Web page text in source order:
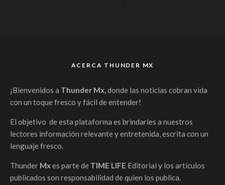
ACERCA THUNDER MX
¡Bienvenidos a Thunder Mx,donde las noticias cobran vida
con un toque fresco y fácil de entender!
El objetivo de esta plataforma es brindarles a nuestros
lectores información relevante y entretenida, escrita con un
lenguaje fresco.
Thunder Mxes parte de TIME LIFE Editorial y los artículos
publicados son responsabilidad de quien los publica.